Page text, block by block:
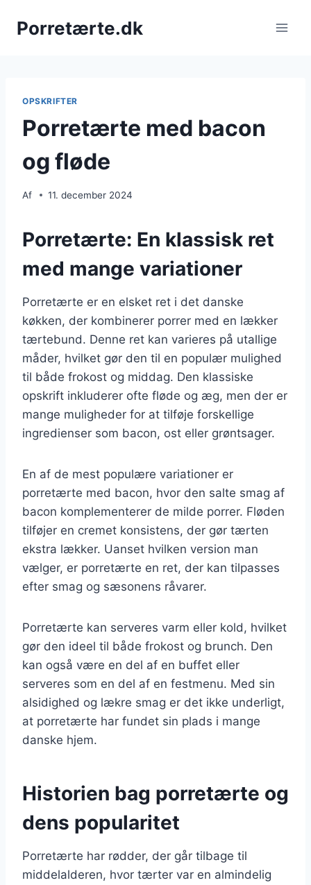
Porretærte.dk
OPSKRIFTER
Porretærte med bacon
og fløde
Af 11. december 2024
Porretærte: En klassisk ret
med mange variationer
Porretærte er en elsket ret i det danske
køkken, der kombinerer porrer med en lækker
tærtebund. Denne ret kan varieres på utallige
måder, hvilket gør den til en populær mulighed
til både frokost og middag. Den klassiske
opskrift inkluderer ofte fløde og æg, men der er
mange muligheder for at tilføje forskellige
ingredienser som bacon, ost eller grøntsager.
En af de mest populære variationer er
porretærte med bacon, hvor den salte smag af
bacon komplementerer de milde porrer. Fløden
tilføjer en cremet konsistens, der gør tærten
ekstra lækker. Uanset hvilken version man
vælger, er porretærte en ret, der kan tilpasses
efter smag og sæsonens råvarer.
Porretærte kan serveres varm eller kold, hvilket
gør den ideel til både frokost og brunch. Den
kan også være en del af en buffet eller
serveres som en del af en festmenu. Med sin
alsidighed og lækre smag er det ikke underligt,
at porretærte har fundet sin plads i mange
danske hjem.
Historien bag porretærte og
dens popularitet
Porretærte har rødder, der går tilbage til
middelalderen, hvor tærter var en almindelig